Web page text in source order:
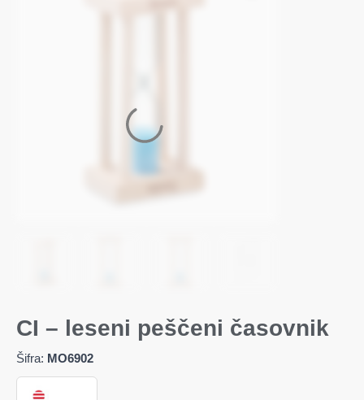
CI – leseni peščeni časovnik
Šifra: MO6902